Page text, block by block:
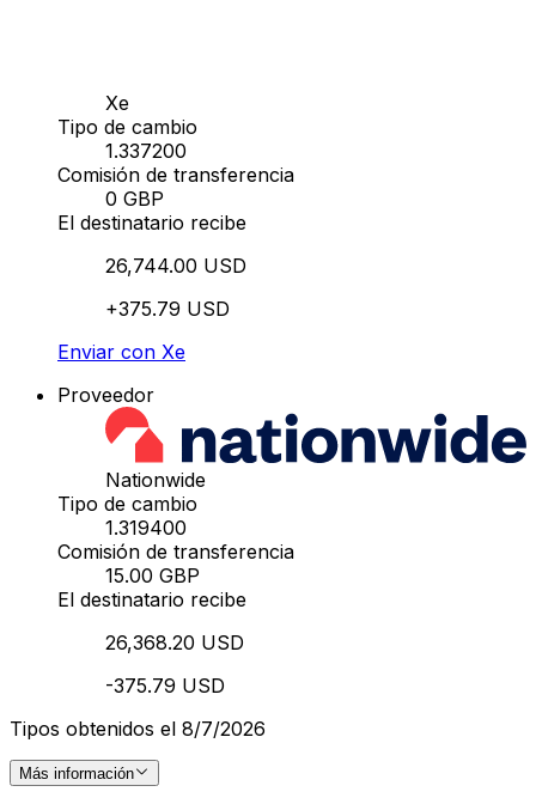
Xe
Tipo de cambio
1.337200
Comisión de transferencia
0 GBP
El destinatario recibe
26,744.00 USD
+375.79 USD
Enviar con Xe
Proveedor
Nationwide
Tipo de cambio
1.319400
Comisión de transferencia
15.00 GBP
El destinatario recibe
26,368.20 USD
-375.79 USD
Tipos obtenidos el 8/7/2026
Más información